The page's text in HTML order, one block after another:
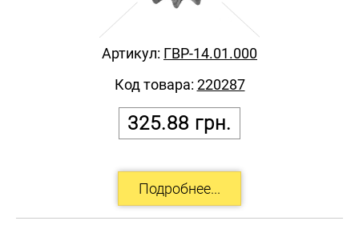
325.88 грн.
Артикул: ГВР-14.01.000
Код товара: 220287